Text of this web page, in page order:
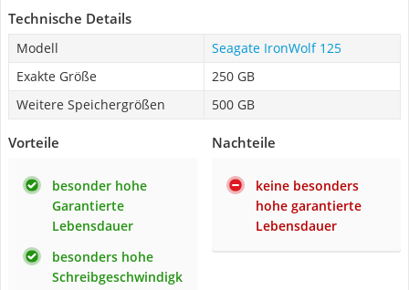
Technische Details
Modell
Seagate IronWolf 125
Exakte Größe
250 GB
Weitere Speichergrößen
500 GB
Vorteile
besonder hohe
Garantierte
Lebensdauer
besonders hohe
Schreibgeschwindigk
Nachteile
keine besonders
hohe garantierte
Lebensdauer